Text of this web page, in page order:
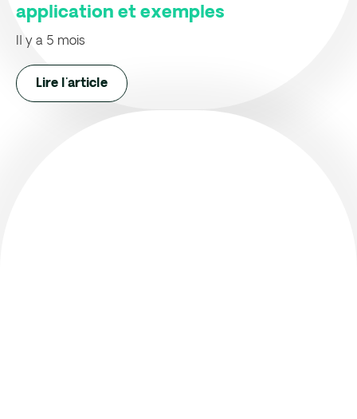
application et exemples
Il y a 5 mois
Lire l'article